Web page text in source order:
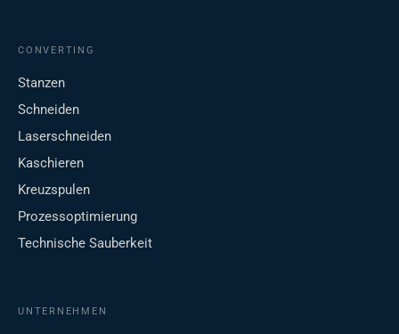
CONVERTING
Stanzen
Schneiden
Laserschneiden
Kaschieren
Kreuzspulen
Prozessoptimierung
Technische Sauberkeit
UNTERNEHMEN